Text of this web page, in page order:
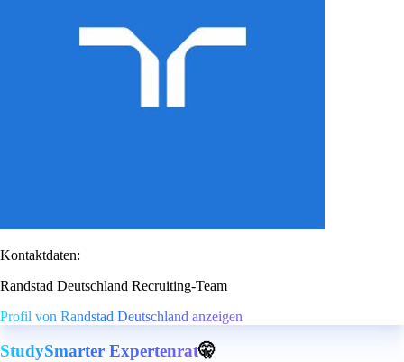
Kontaktdaten:
Randstad Deutschland Recruiting-Team
Profil von Randstad Deutschland anzeigen
StudySmarter Expertenrat🤫